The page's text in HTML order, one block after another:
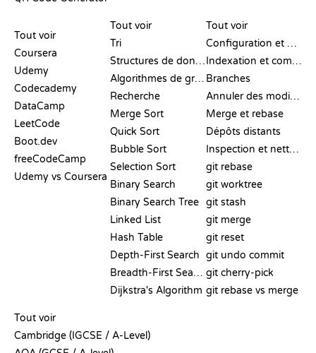
Tout voir
Coursera
Udemy
Codecademy
DataCamp
LeetCode
Boot.dev
freeCodeCamp
Udemy vs Coursera
Tout voir
Tri
Structures de données
Algorithmes de graphes
Recherche
Merge Sort
Quick Sort
Bubble Sort
Selection Sort
Binary Search
Binary Search Tree
Linked List
Hash Table
Depth-First Search
Breadth-First Search
Dijkstra's Algorithm
Tout voir
Configuration et mise en place
Indexation et commit
Branches
Annuler des modifications
Merge et rebase
Dépôts distants
Inspection et nettoyage
git rebase
git worktree
git stash
git merge
git reset
git undo commit
git cherry-pick
git rebase vs merge
Tout voir
Cambridge (IGCSE / A-Level)